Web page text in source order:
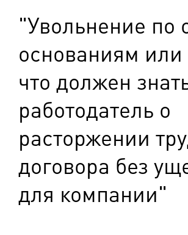
"Увольнение по
основаниям или
что должен
работодатель о
расторжении
договора без
для компании"